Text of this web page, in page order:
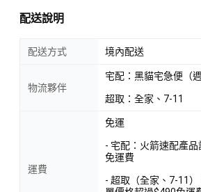
配送說明
配送方式 境內配送
物流夥伴
宅配：黑貓宅急便（
超取：全家、7-11
運費
免運
- 宅配：火箭速配產
免運費
- 超取（全家、7-11